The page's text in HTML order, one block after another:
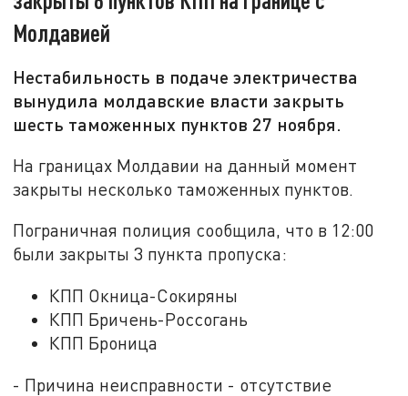
Молдавией
Нестабильность в подаче электричества
вынудила молдавские власти закрыть
шесть таможенных пунктов 27 ноября.
На границах Молдавии на данный момент
закрыты несколько таможенных пунктов.
Пограничная полиция сообщила, что в 12:00
были закрыты 3 пункта пропуска:
КПП Окница-Сокиряны
КПП Бричень-Россогань
КПП Броница
- Причина неисправности - отсутствие